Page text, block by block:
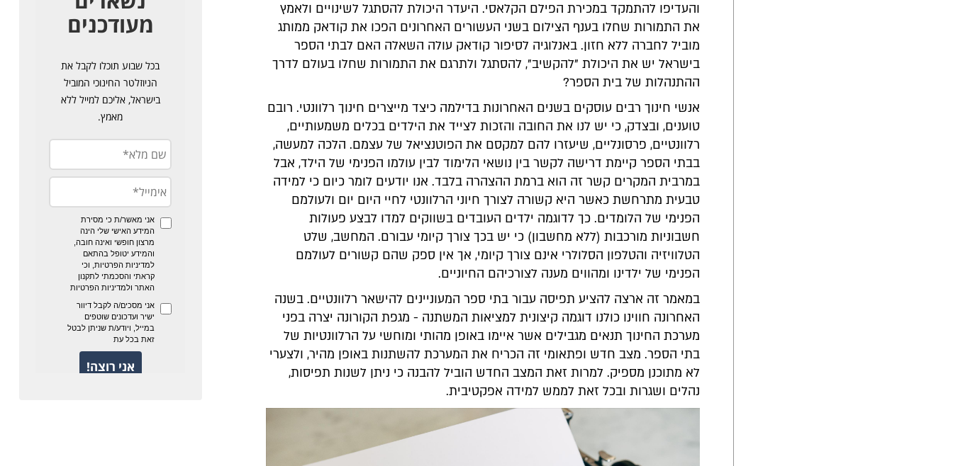
והעדיפו להתמקד במכירת הפילם הקלאסי. היעדר היכולת להסתגל לשינויים ולאמץ
את התמורות שחלו בענף הצילום בשני העשורים האחרונים הפכו את קודאק ממותג
מוביל לחברה ללא חזון. באנלוגיה לסיפור קודאק עולה השאלה האם לבתי הספר
בישראל יש את היכולת "להקשיב", להסתגל ולתרגם את התמורות שחלו בעולם לדרך
ההתנהלות של בית הספר?
אנשי חינוך רבים עוסקים בשנים האחרונות בדילמה כיצד מייצרים חינוך רלוונטי. רובם
טוענים, ובצדק, כי יש לנו את החובה והזכות לצייד את הילדים בכלים משמעותיים,
רלוונטיים, פרסונליים, שיעזרו להם למקסם את הפוטנציאל של עצמם. הלכה למעשה,
בבתי הספר קיימת דרישה לקשר בין נושאי הלימוד לבין עולמו הפנימי של הילד, אבל
במרבית המקרים קשר זה הוא ברמת ההצהרה בלבד. אנו יודעים לומר כיום כי למידה
טבעית מתרחשת כאשר היא קשורה לצורך חיוני הרלוונטי לחיי היום יום ולעולמם
הפנימי של הלומדים. כך לדוגמה ילדים העובדים בשווקים למדו לבצע פעולות
חשבוניות מורכבות (ללא מחשבון) כי יש בכך צורך קיומי עבורם. המחשב, שלט
הטלוויזיה והטלפון הסלולרי אינם צורך קיומי, אך אין ספק שהם קשורים לעולמם
הפנימי של ילדינו ומהווים מענה לצורכיהם החיוניים.
במאמר זה ארצה להציע תפיסה עבור בתי ספר המעוניינים להישאר רלוונטיים. בשנה
האחרונה חווינו כולנו דוגמה קיצונית למציאות המשתנה - מגפת הקורונה יצרה בפני
מערכת החינוך תנאים מגבילים אשר איימו באופן מהותי ומוחשי על הרלוונטיות של
בתי הספר. מצב חדש ופתאומי זה הכריח את המערכת להשתנות באופן מהיר, ולצערי
לא מתוכנן מספיק. למרות זאת המצב החדש הוביל להבנה כי ניתן לשנות תפיסות,
נהלים ושגרות ובכל זאת לממש למידה אפקטיבית.